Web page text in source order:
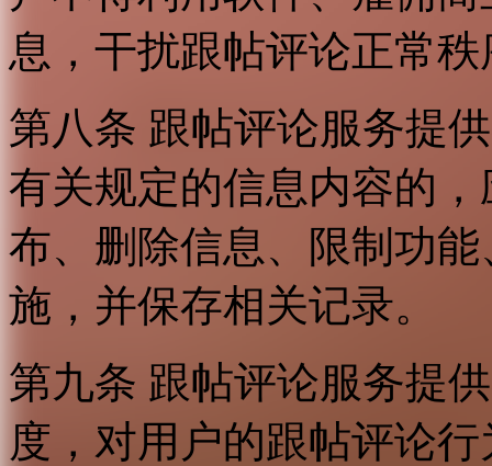
息，干扰跟帖评论正常
第八条 跟帖评论服务提
有关规定的信息内容的
布、删除信息、限制功
施，并保存相关记录。
第九条 跟帖评论服务提
度，对用户的跟帖评论